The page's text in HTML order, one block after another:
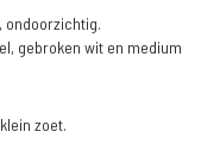
ondoorzichtig.
gebroken wit en medium
zoet.